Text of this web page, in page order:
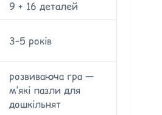
9 + 16 деталей
3–5 років
розвиваюча гра —
м’які пазли для
дошкільнят